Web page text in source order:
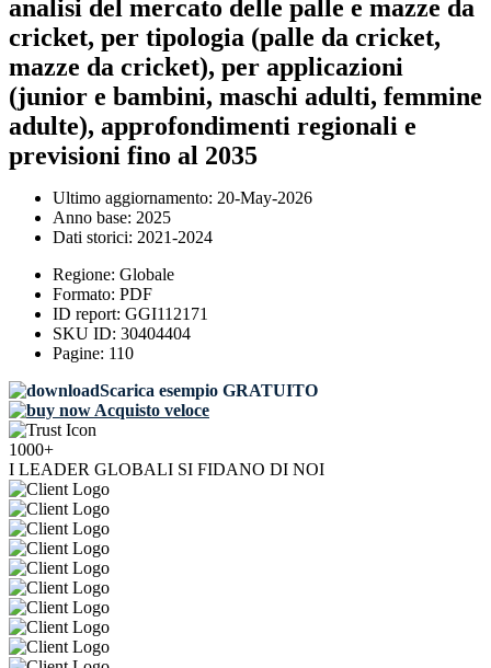
analisi del mercato delle palle e mazze da
cricket, per tipologia (palle da cricket,
mazze da cricket), per applicazioni
(junior e bambini, maschi adulti, femmine
adulte), approfondimenti regionali e
previsioni fino al 2035
Ultimo aggiornamento: 20-May-2026
Anno base: 2025
Dati storici: 2021-2024
Regione: Globale
Formato: PDF
ID report: GGI112171
SKU ID: 30404404
Pagine: 110
Scarica esempio GRATUITO
Acquisto veloce
1000+
I LEADER GLOBALI SI FIDANO DI NOI